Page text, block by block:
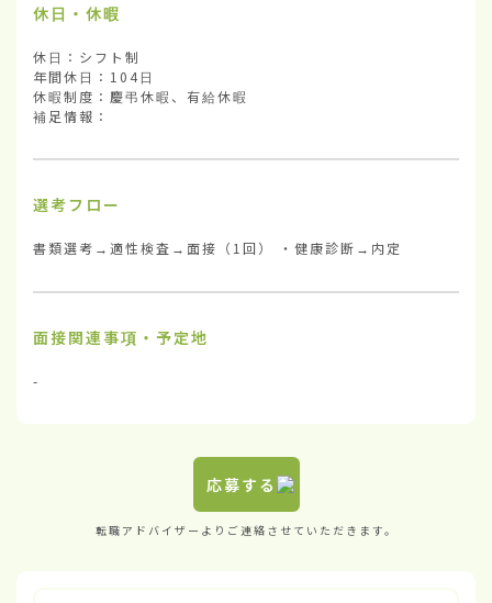
休日・休暇
休日：シフト制
年間休日：104日
休暇制度：慶弔休暇、有給休暇
補足情報：
選考フロー
書類選考→適性検査→面接（1回） ・健康診断→内定
面接関連事項・予定地
-
応募する
転職アドバイザーよりご連絡させていただきます。